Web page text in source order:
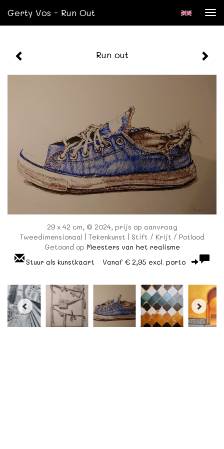
Gerty Vos - Run Out
Run out
29 x 42 cm, © 2024, prijs op aanvraag
Tweedimensionaal | Tekenkunst | Stift / Krijt / Potlood
Getoond op Meesters van het realisme
Stuur als kunstkaart Vanaf € 2,95 excl. porto